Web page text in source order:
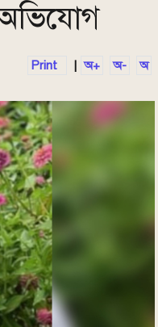
অভিযোগ
Print | অ+ অ- অ